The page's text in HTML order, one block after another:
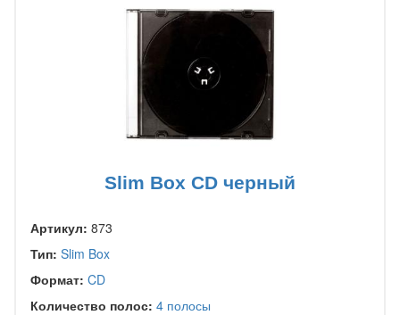
Slim Box CD черный
Артикул: 873
Тип: Slim Box
Формат: CD
Количество полос: 4 полосы